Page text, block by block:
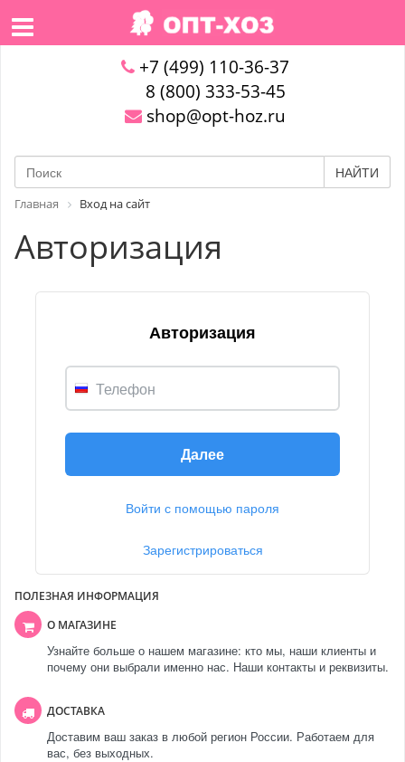
+7 (499) 110-36-37
8 (800) 333-53-45
shop@opt-hoz.ru
НАЙТИ
Главная Вход на сайт
Авторизация
Авторизация
Телефон
Далее
Войти с помощью пароля
Зарегистрироваться
ПОЛЕЗНАЯ ИНФОРМАЦИЯ
О МАГАЗИНЕ
Узнайте больше о нашем магазине: кто мы, наши клиенты и
почему они выбрали именно нас. Наши контакты и реквизиты.
ДОСТАВКА
Доставим ваш заказ в любой регион России. Работаем для
вас, без выходных.